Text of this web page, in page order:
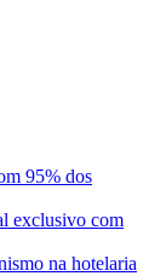
95% dos
exclusivo com
na hotelaria